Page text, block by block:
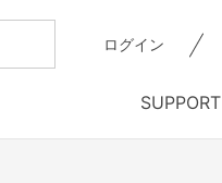
ログイン
SUPPORT